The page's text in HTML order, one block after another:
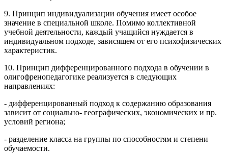
9. Принцип индивидуализации обучения имеет особое
значение в специальной школе. Помимо коллективной
учебной деятельности, каждый учащийся нуждается в
индивидуальном подходе, зависящем от его психофизических
характеристик.
10. Принцип дифференцированного подхода в обучении в
олигофренопедагогике реализуется в следующих
направлениях:
- дифференцированный подход к содержанию образования
зависит от социально- географических, экономических и пр.
условий региона;
- разделение класса на группы по способностям и степени
обучаемости.